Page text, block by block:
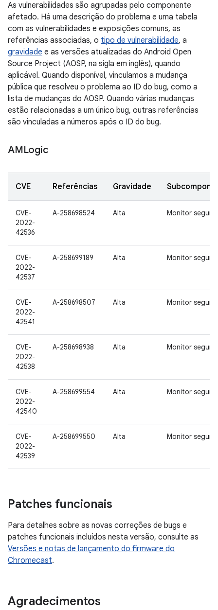
As vulnerabilidades são agrupadas pelo componente
afetado. Há uma descrição do problema e uma tabela
com as vulnerabilidades e exposições comuns, as
referências associadas, o tipo de vulnerabilidade, a
gravidade e as versões atualizadas do Android Open
Source Project (AOSP, na sigla em inglês), quando
aplicável. Quando disponível, vinculamos a mudança
pública que resolveu o problema ao ID do bug, como a
lista de mudanças do AOSP. Quando várias mudanças
estão relacionadas a um único bug, outras referências
são vinculadas a números após o ID do bug.
AMLogic
CVE Referências Gravidade
CVE-
2022-
42536
A-258698524 Alta Monitor seguro
CVE-
2022-
42537
A-258699189 Alta Monitor seguro
CVE-
2022-
42541
A-258698507 Alta Monitor seguro
CVE-
2022-
42538
A-258698938 Alta Monitor seguro
CVE-
2022-
42540
A-258699554 Alta Monitor seguro
CVE-
2022-
42539
A-258699550 Alta Monitor seguro
Patches funcionais
Para detalhes sobre as novas correções de bugs e
patches funcionais incluídos nesta versão, consulte as
Versões e notas de lançamento do firmware do
Chromecast.
Agradecimentos